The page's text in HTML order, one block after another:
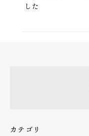
した
カテゴリ